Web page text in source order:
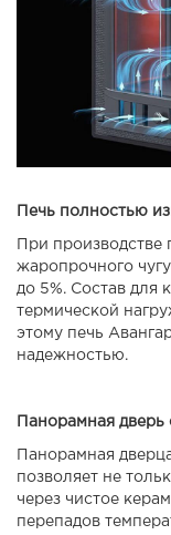
Печь полностью
При производстве
жаропрочного
до 5%. Состав для
термической
этому печь
надежностью.
Панорамная дверь
Панорамная
позволяет не
через чистое
перепадов